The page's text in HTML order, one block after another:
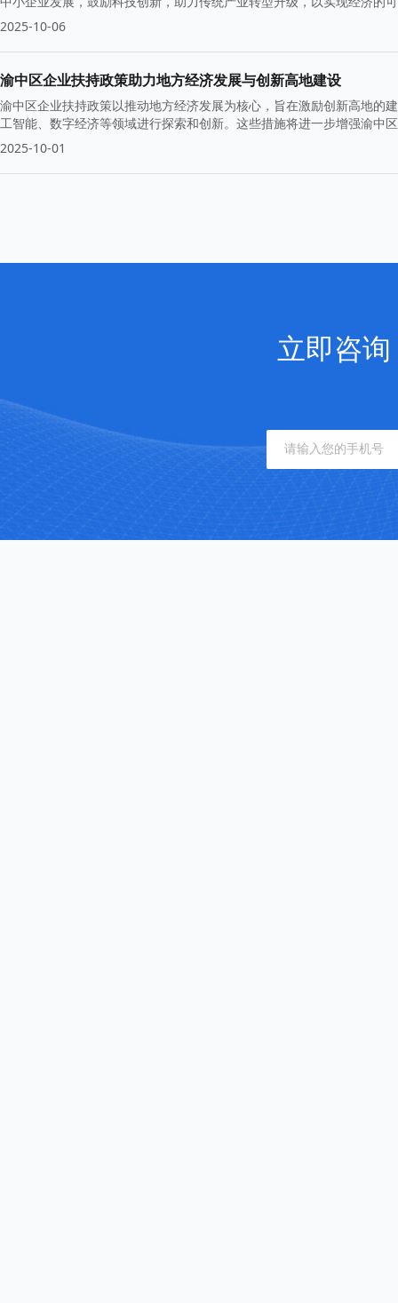
2025-10-06
渝中区企业扶持政策助力地方经济发展与创新高地建设
渝中区企业扶持政策以推动地方经济发展为核心，旨在激励创新高地的
工智能、数字经济等领域进行探索和创新。这些措施将进一步增强渝中
2025-10-01
立即咨